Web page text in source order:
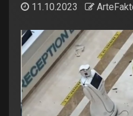
11.10.2023